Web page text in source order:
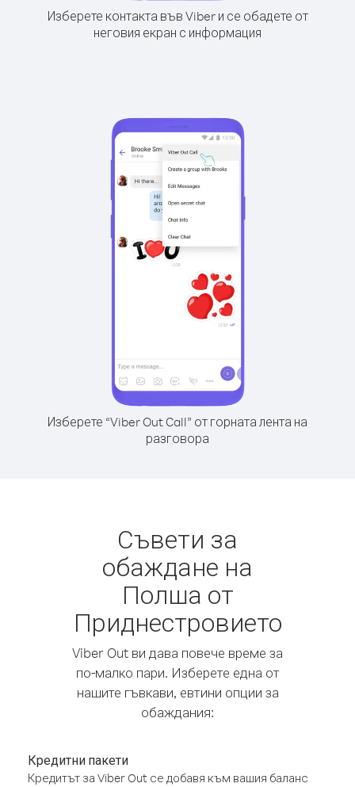
Изберете контакта във Viber и се обадете от
неговия екран с информация
Изберете “Viber Out Call” от горната лента на
разговора
Съвети за
обаждане на
Полша от
Приднестровието
Viber Out ви дава повече време за
по-малко пари. Изберете една от
нашите гъвкави, евтини опции за
обаждания:
Кредитни пакети
Кредитът за Viber Out се добавя към вашия баланс